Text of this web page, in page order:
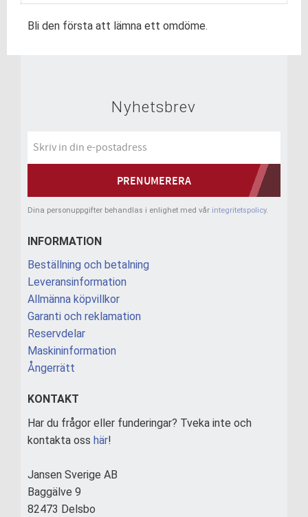
Bli den första att lämna ett omdöme.
Nyhetsbrev
PRENUMERERA
Dina personuppgifter behandlas i enlighet med vår integritetspolicy.
INFORMATION
Beställning och betalning
Leveransinformation
Allmänna köpvillkor
Garanti och reklamation
Reservdelar
Maskininformation
Ångerrätt
KONTAKT
Har du frågor eller funderingar? Tveka inte och
kontakta oss här!
Jansen Sverige AB
Baggälve 9
82473 Delsbo